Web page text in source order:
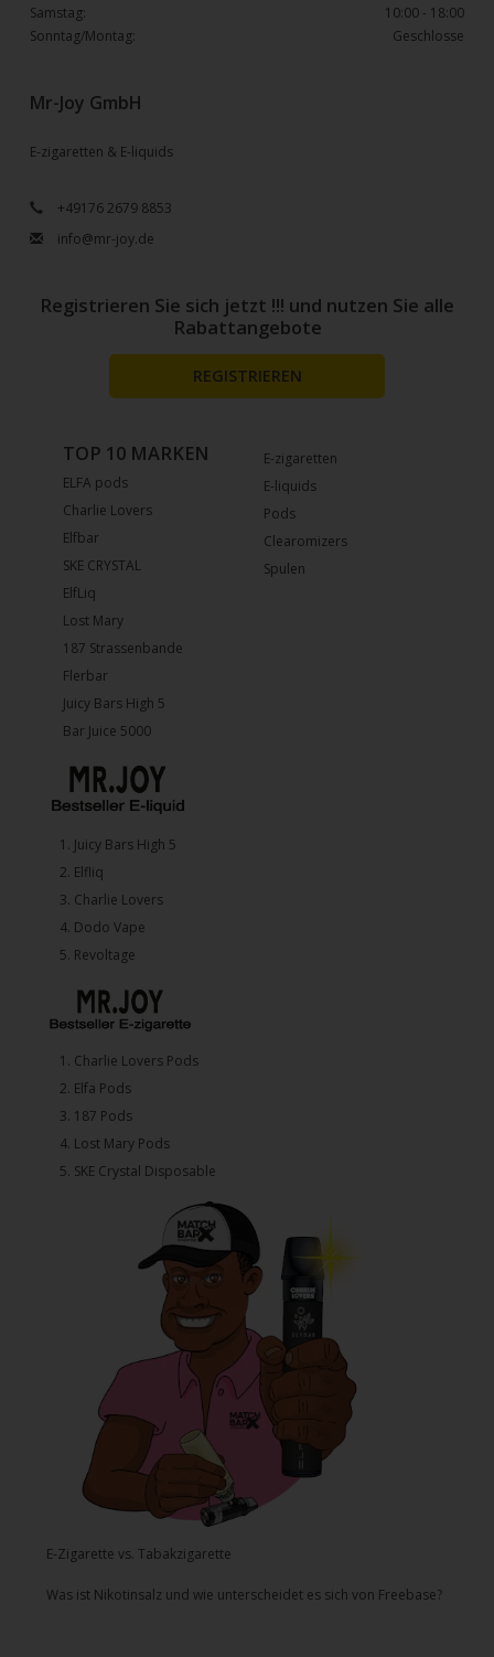
Mr-Joy GmbH
E-zigaretten & E-liquids
+49176 2679 8853
info@mr-joy.de
Samstag:
10:00 - 18:00
Sonntag/Montag:
Geschlosse
E-zigaretten
E-liquids
Pods
Clearomizers
Spulen
TOP 10 MARKEN
ELFA pods
Charlie Lovers
Elfbar
SKE CRYSTAL
ElfLiq
Lost Mary
187 Strassenbande
Flerbar
Juicy Bars High 5
Bar Juice 5000
1.⁠ ⁠Juicy Bars High 5
2.⁠ ⁠⁠Elfliq
3.⁠ ⁠⁠Charlie Lovers
4.⁠ ⁠⁠Dodo Vape
5. ⁠Revoltage
1.⁠ ⁠Charlie Lovers Pods
2.⁠ ⁠⁠Elfa Pods
3.⁠ ⁠⁠187 Pods
4.⁠ ⁠⁠Lost Mary Pods
5.⁠ ⁠⁠SKE Crystal Disposable
E-Zigarette vs. Tabakzigarette
Was ist Nikotinsalz und wie unterscheidet es sich von Freebase?
Registrieren Sie sich jetzt !!! und nutzen Sie alle
Rabattangebote
REGISTRIEREN